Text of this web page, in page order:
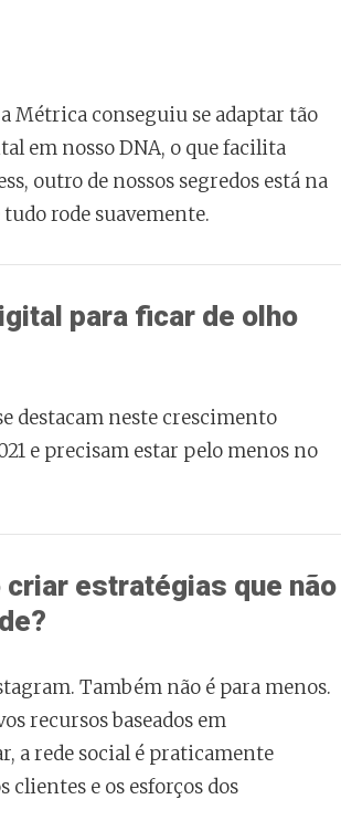
Métrica conseguiu se adaptar tão
em nosso DNA, o que facilita
outro de nossos segredos está na
rode suavemente.
para ficar de olho
destacam neste crescimento
e precisam estar pelo menos no
criar estratégias que não
Também não é para menos.
recursos baseados em
a rede social é praticamente
clientes e os esforços dos